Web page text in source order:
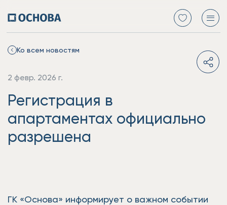
Ко всем новостям
2 февр. 2026 г.
Регистрация в
апартаментах официально
разрешена
ГК «Основа» информирует о важном событии